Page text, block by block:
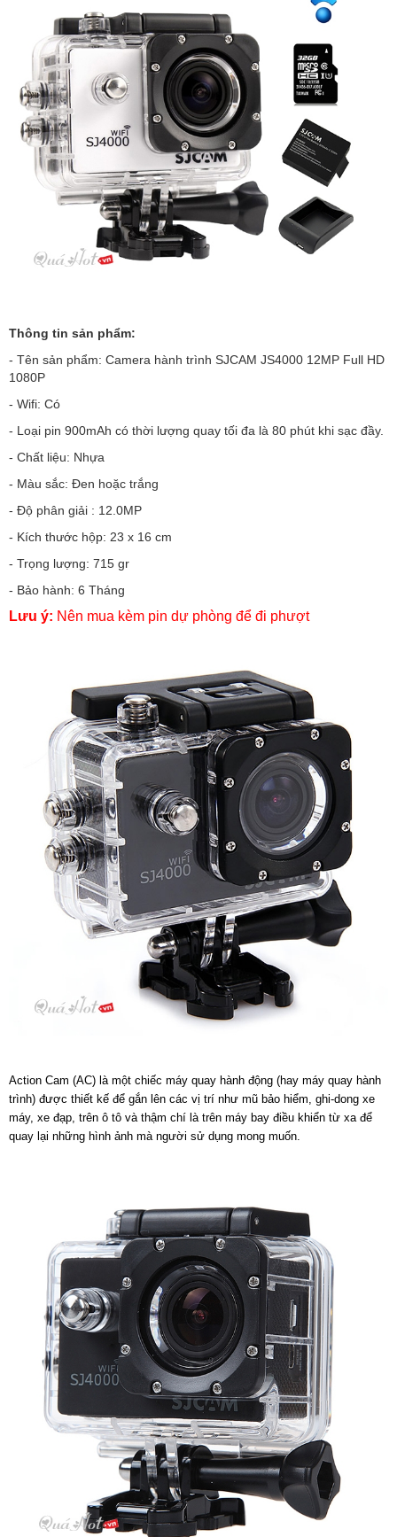
Thông tin sản phẩm:
- Tên sản phẩm: Camera hành trình SJCAM JS4000 12MP Full HD
1080P
- Wifi: Có
- Loại pin 900mAh có thời lượng quay tối đa là 80 phút khi sạc đầy.
- Chất liệu: Nhựa
- Màu sắc: Đen hoặc trắng
- Độ phân giải : 12.0MP
- Kích thước hộp: 23 x 16 cm
- Trọng lượng: 715 gr
- Bảo hành: 6 Tháng
Lưu ý: Nên mua kèm pin dự phòng để đi phượt
Action Cam (AC) là một chiếc máy quay hành động (hay máy quay hành
trình) được thiết kế để gắn lên các vị trí như mũ bảo hiểm, ghi-dong xe
máy, xe đạp, trên ô tô và thậm chí là trên máy bay điều khiển từ xa để
quay lại những hình ảnh mà người sử dụng mong muốn.